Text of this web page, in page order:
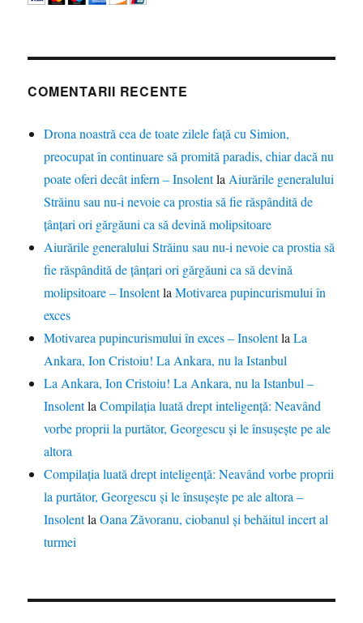
COMENTARII RECENTE
Drona noastră cea de toate zilele față cu Simion,
preocupat în continuare să promită paradis, chiar dacă nu
poate oferi decât infern – Insolentla Aiurările generalului
Străinu sau nu-i nevoie ca prostia să fie răspândită de
țânțari ori gărgăuni ca să devină molipsitoare
Aiurările generalului Străinu sau nu-i nevoie ca prostia să
fie răspândită de țânțari ori gărgăuni ca să devină
molipsitoare – InsolentlaMotivarea pupincurismului în
exces
Motivarea pupincurismului în exces – InsolentlaLa
Ankara, Ion Cristoiu! La Ankara, nu la Istanbul
La Ankara, Ion Cristoiu! La Ankara, nu la Istanbul –
InsolentlaCompilația luată drept inteligență: Neavând
vorbe proprii la purtător, Georgescu și le însușește pe ale
altora
Compilația luată drept inteligență: Neavând vorbe proprii
la purtător, Georgescu și le însușește pe ale altora –
InsolentlaOana Zăvoranu, ciobanul și behăitul incert al
turmei